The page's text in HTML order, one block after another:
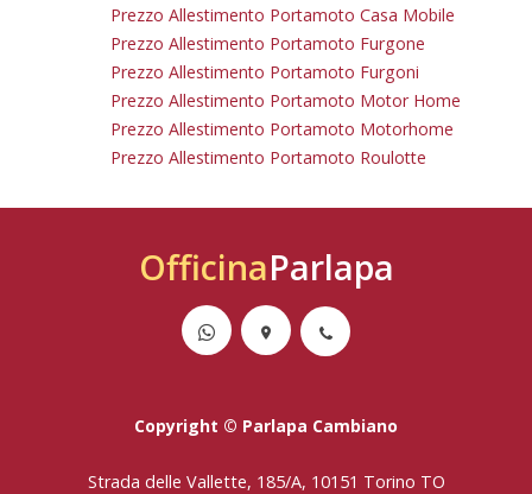
Prezzo Allestimento Portamoto Casa Mobile
Prezzo Allestimento Portamoto Furgone
Prezzo Allestimento Portamoto Furgoni
Prezzo Allestimento Portamoto Motor Home
Prezzo Allestimento Portamoto Motorhome
Prezzo Allestimento Portamoto Roulotte
OfficinaParlapa
Copyright © Parlapa Cambiano
Strada delle Vallette, 185/A, 10151 Torino TO